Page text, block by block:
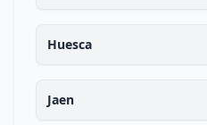
Huesca
Jaen